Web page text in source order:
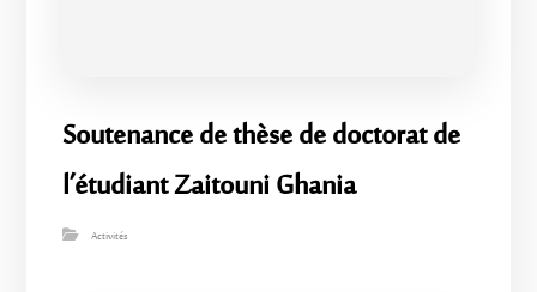
Soutenance de thèse de doctorat de
l’étudiant Zaitouni Ghania
Activités